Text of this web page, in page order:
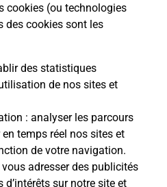
cookies (ou technologies
des cookies sont les
des statistiques
de nos sites et
: analyser les parcours
temps réel nos sites et
de votre navigation.
vous adresser des publicités
d’intérêts sur notre site et
courrierlundià 14h00